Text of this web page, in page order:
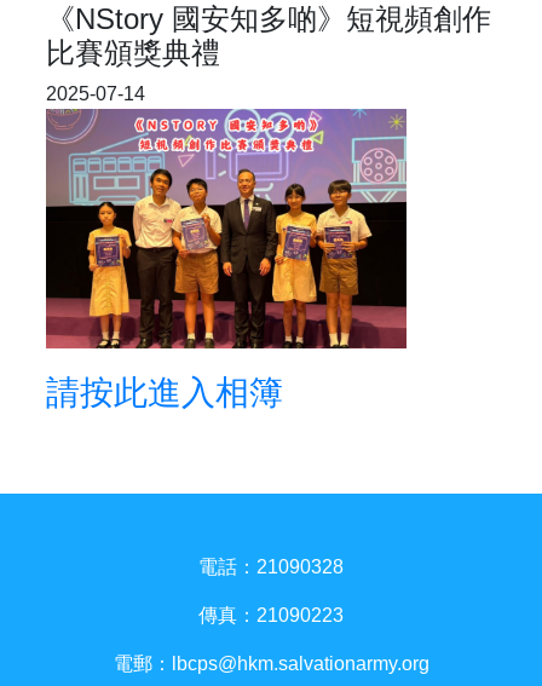
《NStory 國安知多啲》短視頻創作
比賽頒獎典禮
2025-07-14
請按此進入相簿
電話：21090328
傳真：21090223
電郵： lbcps@hkm.salvationarmy.org